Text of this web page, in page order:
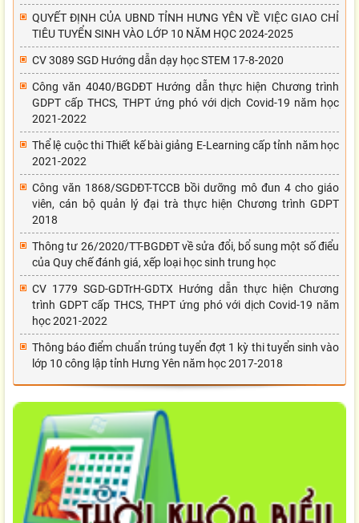
QUYẾT ĐỊNH CỦA UBND TỈNH HƯNG YÊN VỀ VIỆC GIAO CHỈ
TIÊU TUYỂN SINH VÀO LỚP 10 NĂM HỌC 2024-2025
CV 3089 SGD Hướng dẫn dạy học STEM 17-8-2020
Công văn 4040/BGDĐT Hướng dẫn thực hiện Chương trình
GDPT cấp THCS, THPT ứng phó với dịch Covid-19 năm học
2021-2022
Thể lệ cuộc thi Thiết kế bài giảng E-Learning cấp tỉnh năm học
2021-2022
Công văn 1868/SGDĐT-TCCB bồi dưỡng mô đun 4 cho giáo
viên, cán bộ quản lý đại trà thực hiện Chương trình GDPT
2018
Thông tư 26/2020/TT-BGDĐT về sửa đổi, bổ sung một số điểu
của Quy chế đánh giá, xếp loại học sinh trung học
CV 1779 SGD-GDTrH-GDTX Hướng dẫn thực hiện Chương
trình GDPT cấp THCS, THPT ứng phó với dịch Covid-19 năm
học 2021-2022
Thông báo điểm chuẩn trúng tuyển đợt 1 kỳ thi tuyển sinh vào
lớp 10 công lập tỉnh Hưng Yên năm học 2017-2018